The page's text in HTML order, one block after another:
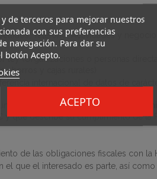
de terceros para mejorar nuestros
con sus preferencias
navegación. Para dar su
botón Acepto.
ACEPTO
Teléfono, Actividades y
ley(Organizaciones o personas
ahorros y cajas rurales
internacional de datos de
de la RGPD en https://
y que describe su cumplimiento de la
de las obligaciones fiscales con la
el que el interesado es parte, así